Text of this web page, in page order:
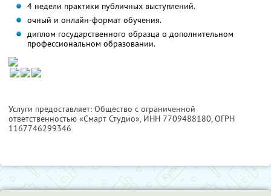
4 недели практики публичных выступлений.
очный и онлайн-формат обучения.
диплом государственного образца о дополнительном
профессиональном образовании.
Услуги предоставляет: Общество с ограниченной
ответственностью «Смарт Студио», ИНН 7709488180, ОГРН
1167746299346